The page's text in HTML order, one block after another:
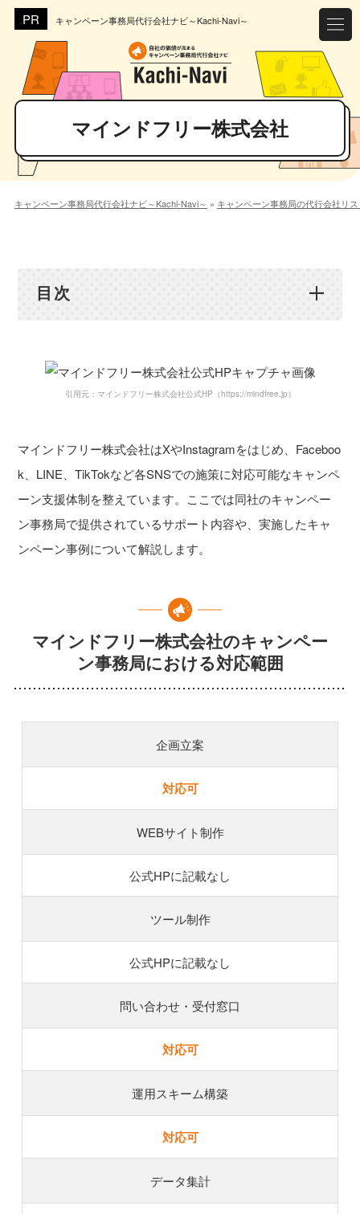
キャンペーン事務局代行会社ナビ～Kachi-Navi～
マインドフリー株式会社
キャンペーン事務局代行会社ナビ～Kachi-Navi～ » キャンペーン事務局の代行会社リ
目次
引用元：マインドフリー株式会社公式HP（https://mindfree.jp）
マインドフリー株式会社はXやInstagramをはじめ、Faceboo
k、LINE、TikTokなど各SNSでの施策に対応可能なキャンペ
ーン支援体制を整えています。ここでは同社のキャンペー
ン事務局で提供されているサポート内容や、実施したキャ
ンペーン事例について解説します。
マインドフリー株式会社のキャンペー
ン事務局における対応範囲
企画立案
対応可
WEBサイト制作
公式HPに記載なし
ツール制作
公式HPに記載なし
問い合わせ・受付窓口
対応可
運用スキーム構築
対応可
データ集計